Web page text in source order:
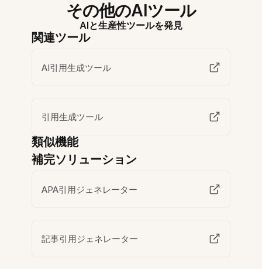
その他のAIツール
AIと生産性ツールを発見
関連ツール
AI引用生成ツール
引用生成ツール
類似機能
補完ソリューション
APA引用ジェネレーター
記事引用ジェネレーター